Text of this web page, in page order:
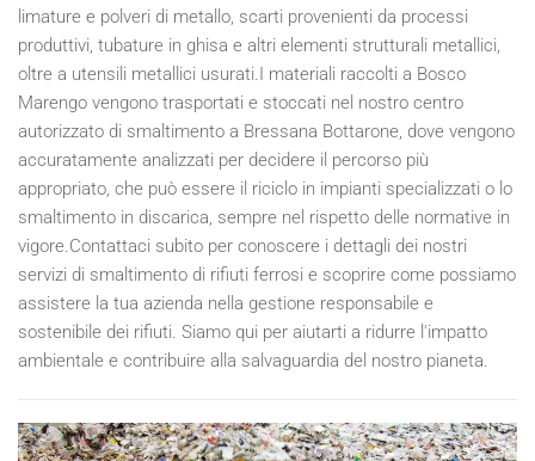
limature e polveri di metallo, scarti provenienti da processi
produttivi, tubature in ghisa e altri elementi strutturali metallici,
oltre a utensili metallici usurati.I materiali raccolti a Bosco
Marengo vengono trasportati e stoccati nel nostro centro
autorizzato di smaltimento a Bressana Bottarone, dove vengono
accuratamente analizzati per decidere il percorso più
appropriato, che può essere il riciclo in impianti specializzati o lo
smaltimento in discarica, sempre nel rispetto delle normative in
vigore.Contattaci subito per conoscere i dettagli dei nostri
servizi di smaltimento di rifiuti ferrosi e scoprire come possiamo
assistere la tua azienda nella gestione responsabile e
sostenibile dei rifiuti. Siamo qui per aiutarti a ridurre l'impatto
ambientale e contribuire alla salvaguardia del nostro pianeta.